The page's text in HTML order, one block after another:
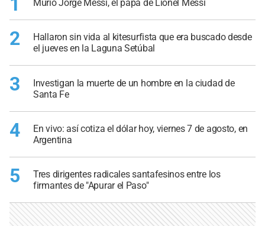
Murió Jorge Messi, el papá de Lionel Messi
2
Hallaron sin vida al kitesurfista que era buscado desde
el jueves en la Laguna Setúbal
3
Investigan la muerte de un hombre en la ciudad de
Santa Fe
4
En vivo: así cotiza el dólar hoy, viernes 7 de agosto, en
Argentina
5
Tres dirigentes radicales santafesinos entre los
firmantes de "Apurar el Paso"